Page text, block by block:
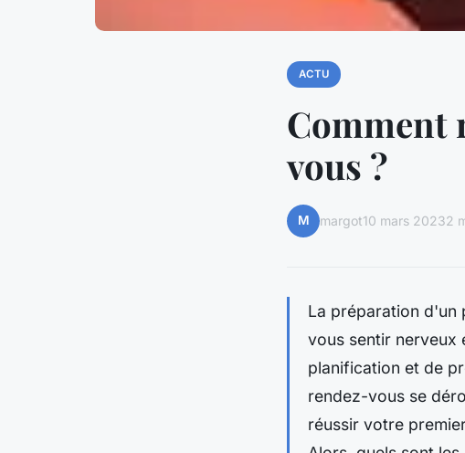
ACTU
Comment
vous ?
M margot10 mars 20232
La préparation d'un
vous sentir nerveux
planification et de
rendez-vous se
réussir votre